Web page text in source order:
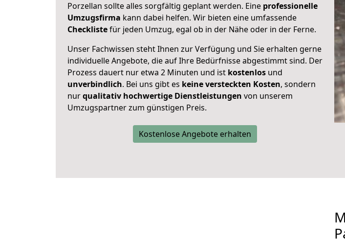
Porzellan sollte alles sorgfältig geplant werden. Eine professionelle
Umzugsfirma kann dabei helfen. Wir bieten eine umfassende
Checklistefür jeden Umzug, egal ob in der Nähe oder in der Ferne.
Unser Fachwissen steht Ihnen zur Verfügung und Sie erhalten gerne
individuelle Angebote, die auf Ihre Bedürfnisse abgestimmt sind. Der
Prozess dauert nur etwa 2 Minuten und ist kostenlos und
unverbindlich. Bei uns gibt es keine versteckten Kosten, sondern
nurqualitativ hochwertige Dienstleistungen von unserem
Umzugspartner zum günstigen Preis.
Kostenlose Angebote erhalten